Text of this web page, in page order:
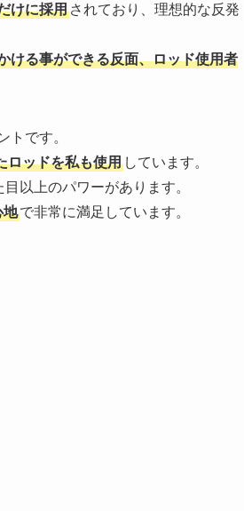
けに採用 されており、理想的な反発
ける事ができる反面、ロッド使用者
トです。
ロッドを私も使用 しています。
以上のパワーがあります。
地で非常に満足しています。